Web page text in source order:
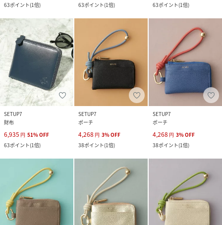
63ポイント(1倍)
63ポイント(1倍)
63ポイント(1倍)
SETUP7
財布
6,935 円 51%OFF
63ポイント(1倍)
SETUP7
ポーチ
4,268 円 3%OFF
38ポイント(1倍)
SETUP7
ポーチ
4,268 円 3%OFF
38ポイント(1倍)